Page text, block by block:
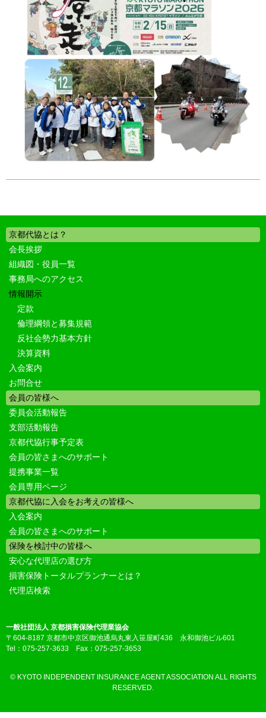
京都代協とは？
会長挨拶
組織図・役員一覧
事務局へのアクセス
情報開示
定款
倫理綱領と募集規範
反社会勢力基本方針
決算資料
入会案内
お問合せ
会員の皆様へ
委員会活動報告
支部活動報告
京都代協行事予定表
会員の皆さまへのサポート
提携事業一覧
会員専用ページ
京都代協に入会をお考えの皆様へ
入会案内
会員の皆さまへのサポート
保険を検討中の皆様へ
安心な代理店の選び方
損害保険トータルプランナーとは？
代理店検索
一般社団法人 京都損害保険代理業協会
〒604-8187 京都市中京区御池通烏丸東入笹屋町436 永和御池ビル601
Tel：075-257-3633 Fax：075-257-3653
© KYOTO INDEPENDENT INSURANCE AGENT ASSOCIATION ALL RIGHTS
RESERVED.